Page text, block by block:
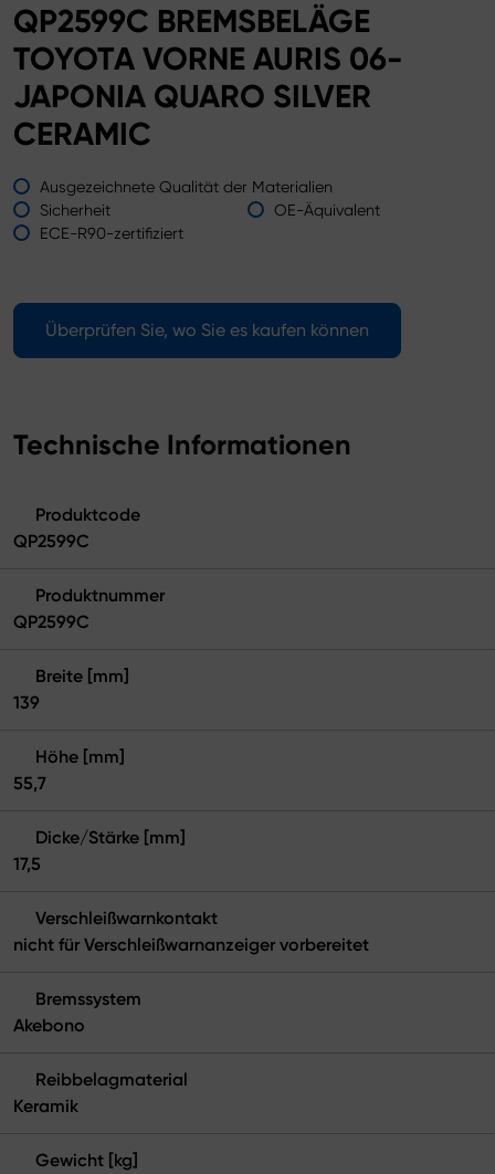
QP2599C BREMSBELÄGE
TOYOTA VORNE AURIS 06-
JAPONIA QUARO SILVER
CERAMIC
Ausgezeichnete Qualität der Materialien
Sicherheit
OE-Äquivalent
ECE-R90-zertifiziert
Überprüfen Sie, wo Sie es kaufen können
Technische Informationen
Produktcode
QP2599C
Produktnummer
QP2599C
Breite [mm]
139
Höhe [mm]
55,7
Dicke/Stärke [mm]
17,5
Verschleißwarnkontakt
nicht für Verschleißwarnanzeiger vorbereitet
Bremssystem
Akebono
Reibbelagmaterial
Keramik
Gewicht [kg]